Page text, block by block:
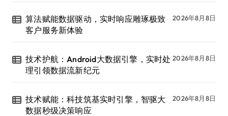
算法赋能数据驱动，实时响应雕琢极致
客户服务新体验
2026年8月8日
技术护航：Android大数据引擎，实时处
理引领数据流新纪元
2026年8月8日
技术赋能：科技筑基实时引擎，智驱大
数据秒级决策响应
2026年8月8日